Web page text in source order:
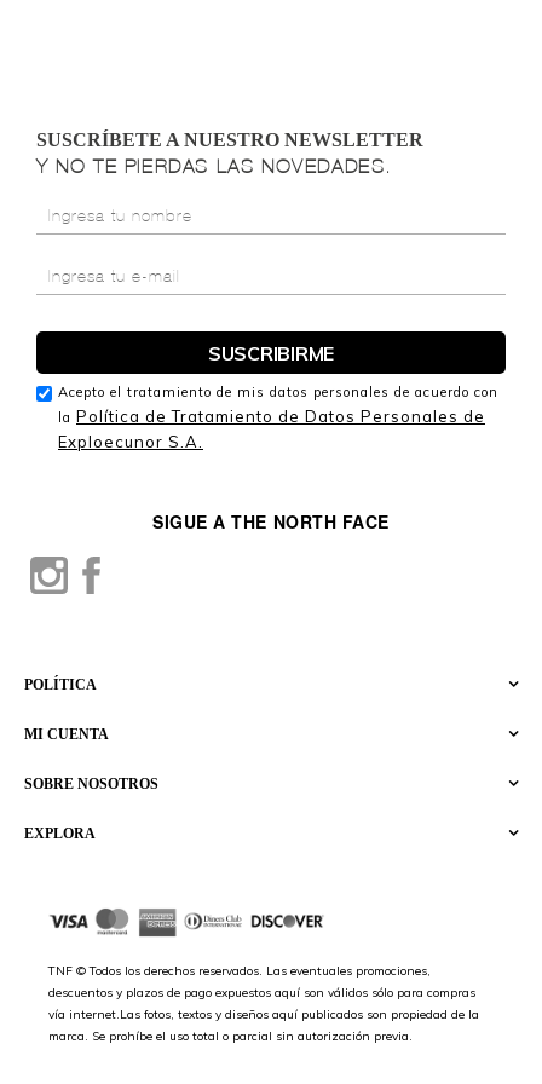
EXPLORA
SOBRE NOSOTROS
MI CUENTA
POLÍTICA
SIGUE A THE NORTH FACE
TNF © Todos los derechos reservados. Las eventuales promociones,
descuentos y plazos de pago expuestos aquí son válidos sólo para compras
vía internet.Las fotos, textos y diseños aquí publicados son propiedad de la
marca. Se prohíbe el uso total o parcial sin autorización previa.
SUSCRÍBETE A NUESTRO NEWSLETTER
Y NO TE PIERDAS LAS NOVEDADES.
Acepto el tratamiento de mis datos personales de acuerdo con
la Política de Tratamiento de Datos Personales de
Exploecunor S.A.